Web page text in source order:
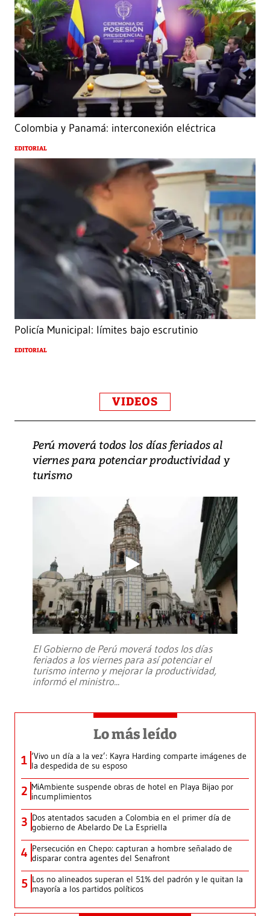
Colombia y Panamá: interconexión eléctrica
EDITORIAL
Policía Municipal: límites bajo escrutinio
EDITORIAL
VIDEOS
Perú moverá todos los días feriados al
viernes para potenciar productividad y
turismo
El Gobierno de Perú moverá todos los días
feriados a los viernes para así potenciar el
turismo interno y mejorar la productividad,
informó el ministro...
Lo más leído
1 ‘Vivo un día a la vez’: Kayra Harding comparte imágenes de
la despedida de su esposo
2 MiAmbiente suspende obras de hotel en Playa Bijao por
incumplimientos
3 Dos atentados sacuden a Colombia en el primer día de
gobierno de Abelardo De La Espriella
4 Persecución en Chepo: capturan a hombre señalado de
disparar contra agentes del Senafront
5 Los no alineados superan el 51% del padrón y le quitan la
mayoría a los partidos políticos